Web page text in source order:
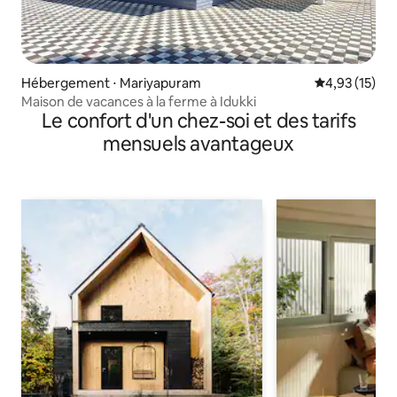
Hébergement ⋅ Mariyapuram Évaluation
4,93 (15)
Maison de vacances à la ferme à Idukki
Le confort d'un chez-soi et des tarifs
mensuels avantageux